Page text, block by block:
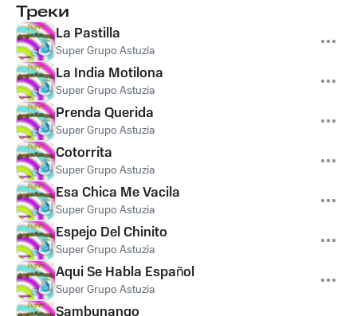
Треки
La Pastilla
Super Grupo Astuzia
La India Motilona
Super Grupo Astuzia
Prenda Querida
Super Grupo Astuzia
Cotorrita
Super Grupo Astuzia
Esa Chica Me Vacila
Super Grupo Astuzia
Espejo Del Chinito
Super Grupo Astuzia
Aqui Se Habla Español
Super Grupo Astuzia
Sambunango